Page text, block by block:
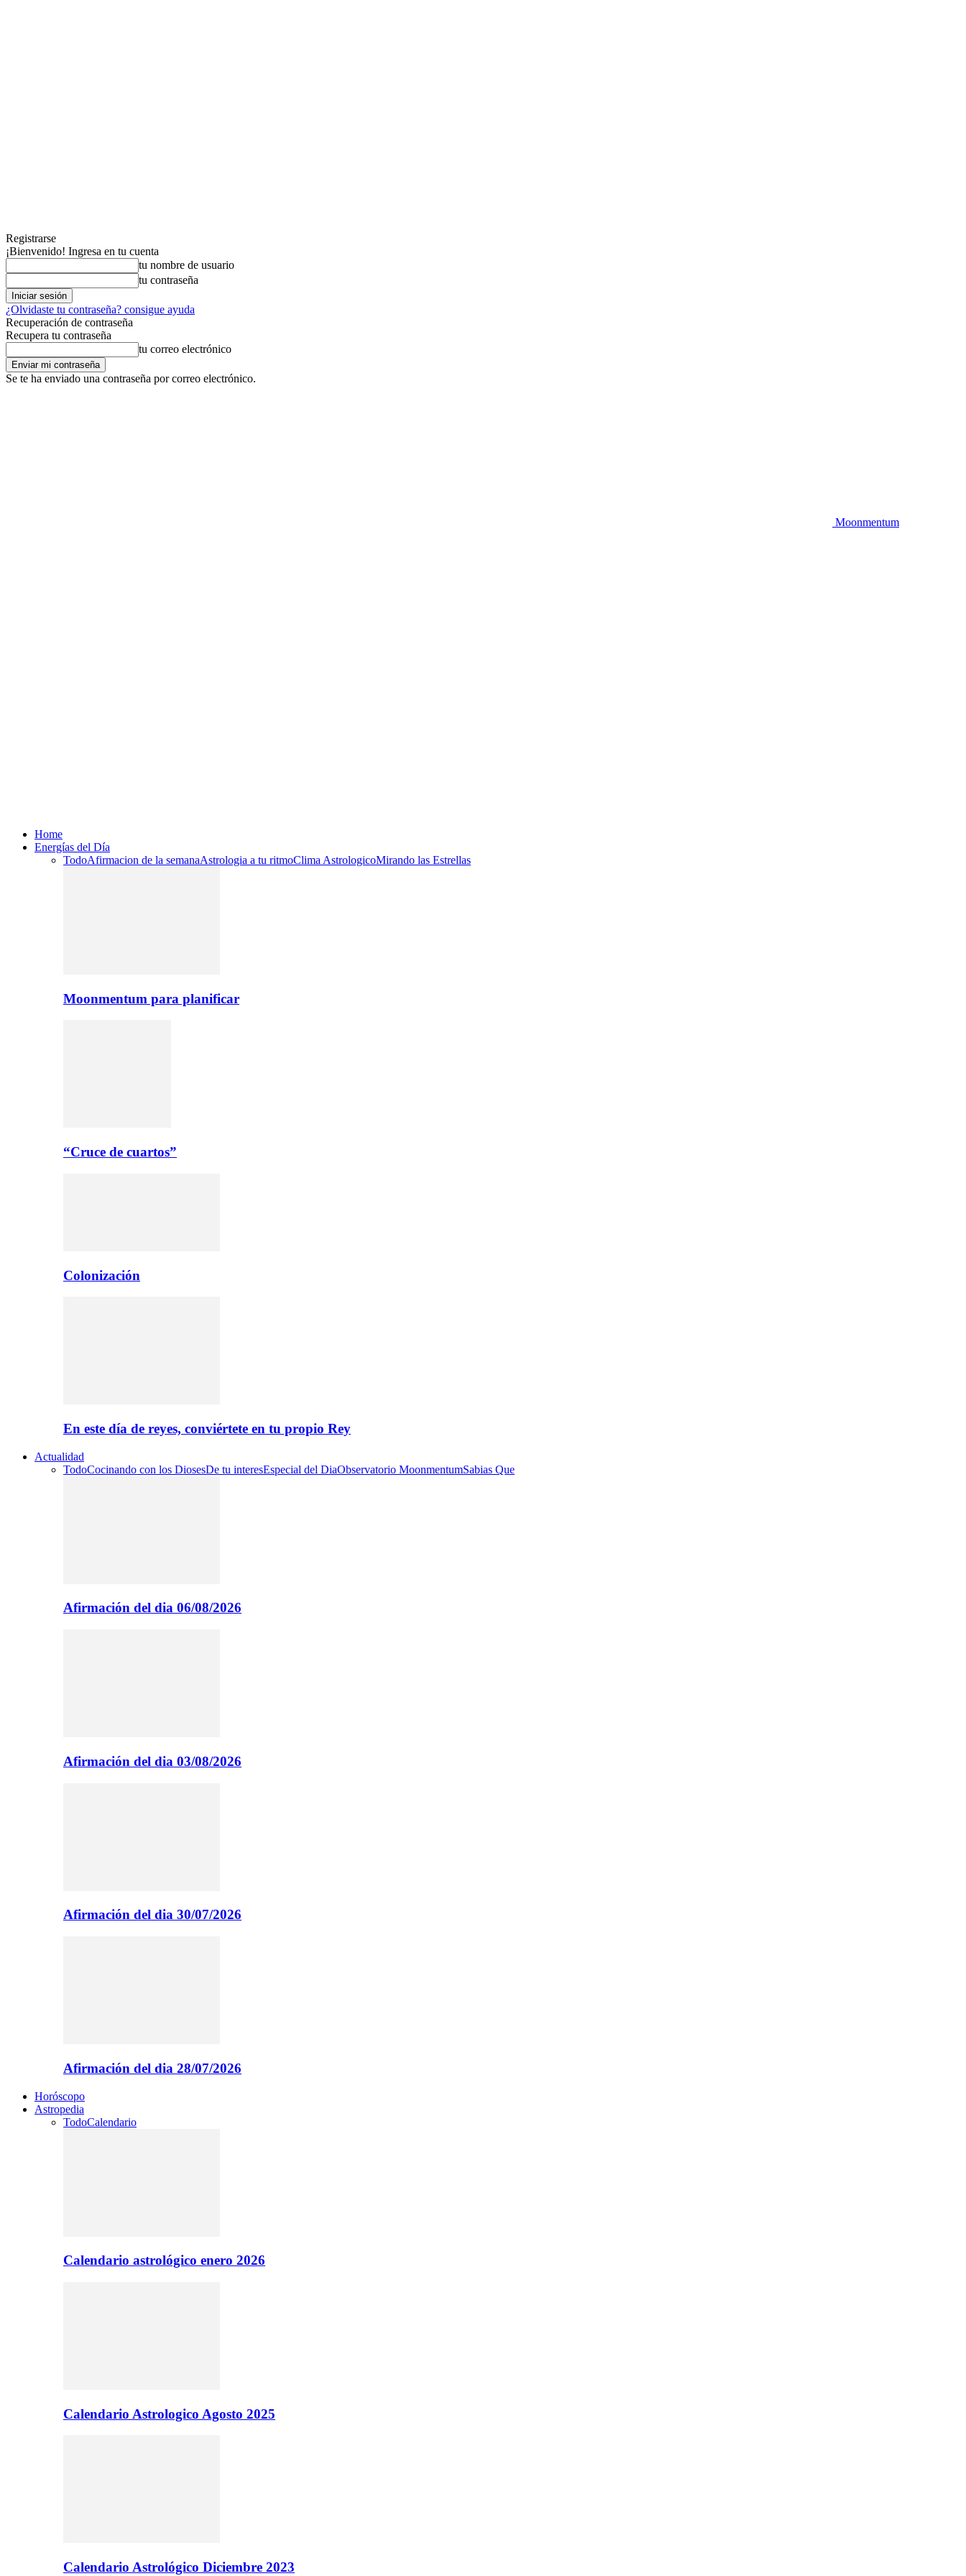
Registrarse
¡Bienvenido! Ingresa en tu cuenta
tu nombre de usuario
tu contraseña
¿Olvidaste tu contraseña? consigue ayuda
Recuperación de contraseña
Recupera tu contraseña
tu correo electrónico
Se te ha enviado una contraseña por correo electrónico.
Moonmentum
Home
Energías del Día
TodoAfirmacion de la semanaAstrologia a tu ritmoClima AstrologicoMirando las Estrellas
Moonmentum para planificar
“Cruce de cuartos”
Colonización
En este día de reyes, conviértete en tu propio Rey
Actualidad
TodoCocinando con los DiosesDe tu interesEspecial del DiaObservatorio MoonmentumSabias Que
Afirmación del dia 06/08/2026
Afirmación del dia 03/08/2026
Afirmación del dia 30/07/2026
Afirmación del dia 28/07/2026
Horóscopo
Astropedia
TodoCalendario
Calendario astrológico enero 2026
Calendario Astrologico Agosto 2025
Calendario Astrológico Diciembre 2023